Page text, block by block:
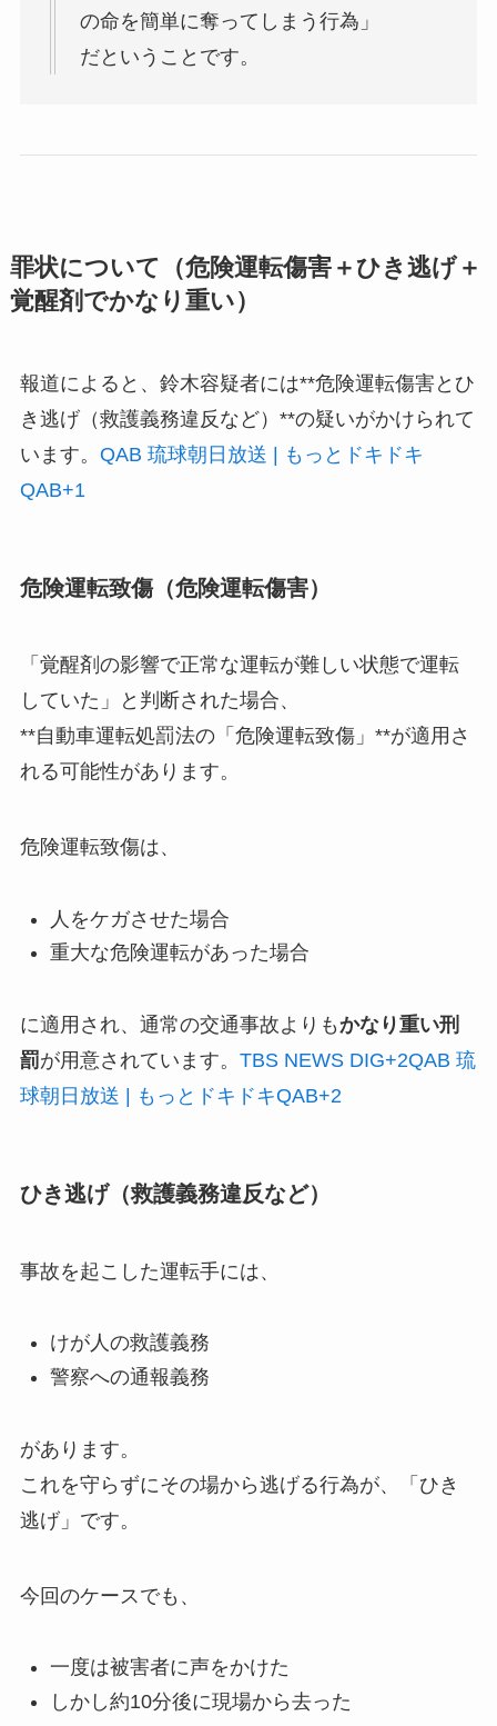
の命を簡単に奪ってしまう行為」
だということです。
罪状について（危険運転傷害＋ひき逃げ＋
覚醒剤でかなり重い）
報道によると、鈴木容疑者には**危険運転傷害とひ
き逃げ（救護義務違反など）**の疑いがかけられて
います。 QAB 琉球朝日放送 | もっとドキドキ
QAB+1
危険運転致傷（危険運転傷害）
「覚醒剤の影響で正常な運転が難しい状態で運転
していた」と判断された場合、
**自動車運転処罰法の「危険運転致傷」**が適用さ
れる可能性があります。
危険運転致傷は、
人をケガさせた場合
重大な危険運転があった場合
に適用され、通常の交通事故よりもかなり重い刑
罰が用意されています。 TBS NEWS DIG+2QAB 琉
球朝日放送 | もっとドキドキQAB+2
ひき逃げ（救護義務違反など）
事故を起こした運転手には、
けが人の救護義務
警察への通報義務
があります。
これを守らずにその場から逃げる行為が、「ひき
逃げ」です。
今回のケースでも、
一度は被害者に声をかけた
しかし約10分後に現場から去った